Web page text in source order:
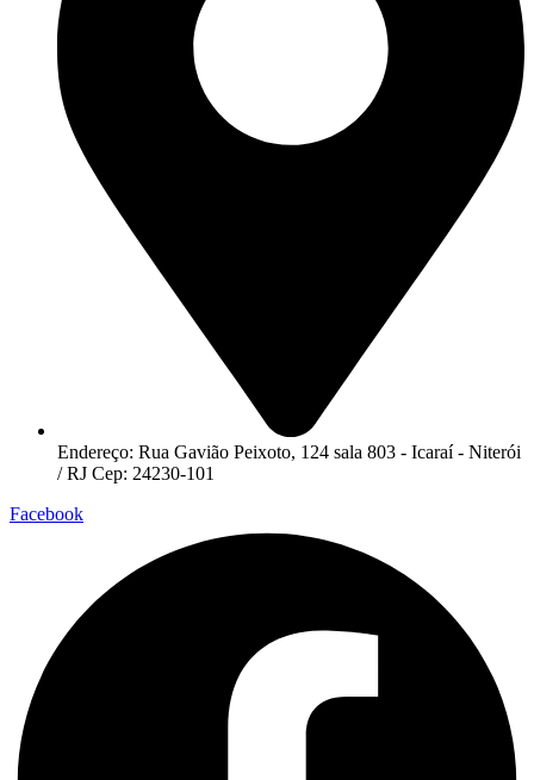
Endereço: Rua Gavião Peixoto, 124 sala 803 - Icaraí - Niterói
/ RJ Cep: 24230-101
Facebook